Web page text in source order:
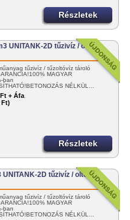
Részletek
UNITANK-2D tűzivíz / oltóvíz
tűzivíz / tűzoltóvíz tároló
MAGYAR
ban
NÉLKÜL…
+ Áfa
Ft)
Részletek
UNITANK-2D tűzivíz / oltóvíz
tűzivíz / tűzoltóvíz tároló
MAGYAR
ban
NÉLKÜL…